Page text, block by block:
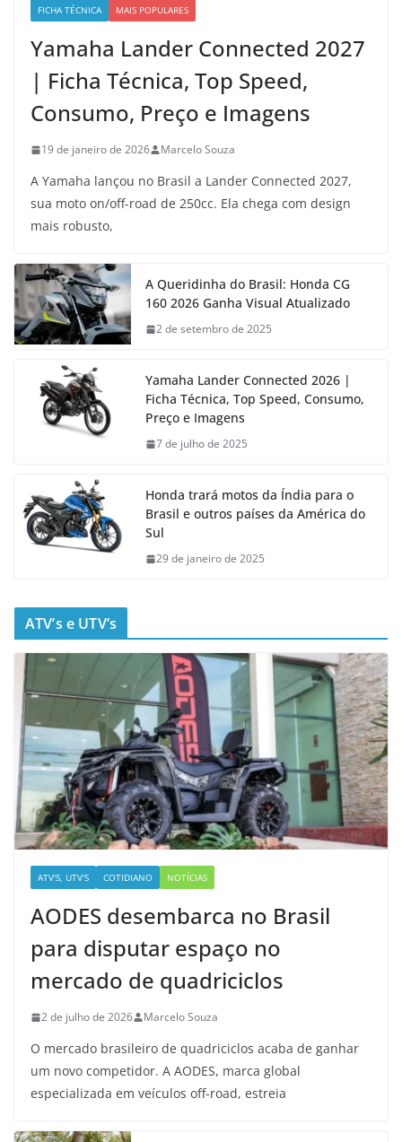
FICHA TÉCNICA MAIS POPULARES
Yamaha Lander Connected 2027
| Ficha Técnica, Top Speed,
Consumo, Preço e Imagens
19 de janeiro de 2026 Marcelo Souza
A Yamaha lançou no Brasil a Lander Connected 2027,
sua moto on/off-road de 250cc. Ela chega com design
mais robusto,
A Queridinha do Brasil: Honda CG
160 2026 Ganha Visual Atualizado
2 de setembro de 2025
Yamaha Lander Connected 2026 |
Ficha Técnica, Top Speed, Consumo,
Preço e Imagens
7 de julho de 2025
Honda trará motos da Índia para o
Brasil e outros países da América do
Sul
29 de janeiro de 2025
ATV’s e UTV’s
ATV'S, UTV'S COTIDIANO NOTÍCIAS
AODES desembarca no Brasil
para disputar espaço no
mercado de quadriciclos
2 de julho de 2026 Marcelo Souza
O mercado brasileiro de quadriciclos acaba de ganhar
um novo competidor. A AODES, marca global
especializada em veículos off-road, estreia